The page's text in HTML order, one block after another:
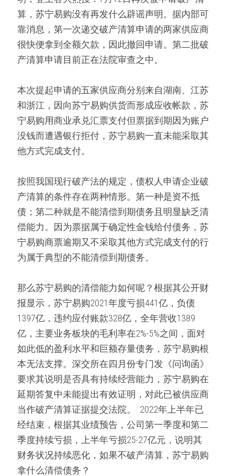
算，苏宁易购没有再发什么辟谣声明。据内部可
靠消息，第一次递交破产清算申请的两家供应商
很快便拿到全额欠款，因此撤回申请。第二批破
产清算申请目前正在法院审查之中。
本次提起申请的五家供应商分别来自湖南、江苏
和浙江，因向苏宁易购供货而形成应收帐款，苏
宁易购用商业承兑汇票支付但票据到期因为账户
没钱而遭遇银行拒付，苏宁易购一直未能采取其
他方式完成支付。
按照我国现行破产法的规定，债权人申请企业破
产清算的条件存在两种情形。第一种是资不抵
债；第二种就是不能清偿到期债务且明显缺乏清
偿能力。因为票据属于确定性金钱给付债务，苏
宁易购商票逾期又不采取其他方式完成支付的行
为属于典型的不能清偿到期债务。
那么苏宁易购的清偿能力如何呢？根据其公开财
报显示，苏宁易购2021年度亏损441亿，负债
1397亿，违约应付账款328亿，全年营收1389
亿，主要业务板块的毛利率在2%-5%之间，面对
如此低的盈利水平和巨额存量债务，苏宁易购根
本无法支撑。深交所在四月份专门发《问询函》
要求其说明是否具有持续经营能力，苏宁易购在
延期答复中未能提出有效证明，对此已被供应商
当作破产清算证据提交法院。  2022年上半年已
经结束，根据其业绩预告，公司第一季度和第二
季度持续亏损，上半年亏损25-27亿元，说明其
财务状况持续恶化，如果不破产清算，苏宁易购
拿什么清偿债务？